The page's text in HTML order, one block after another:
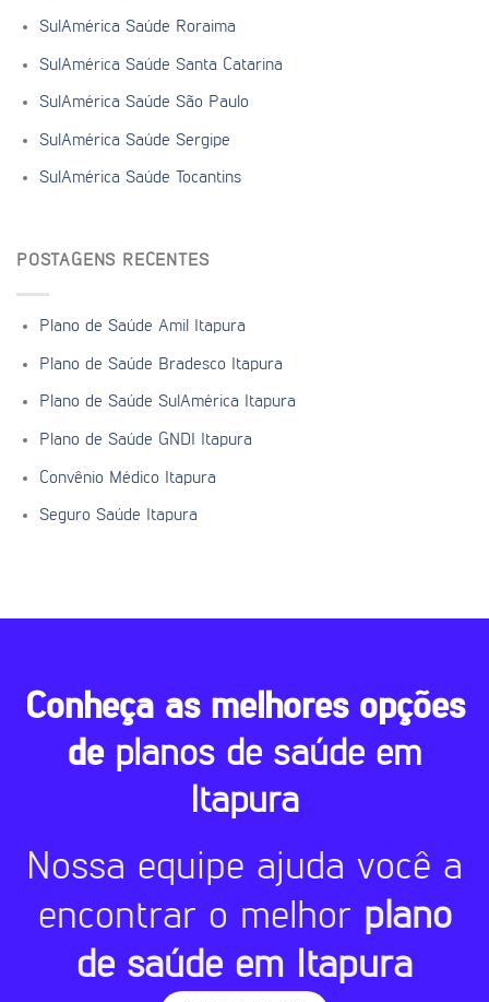
SulAmérica Saúde Roraima
SulAmérica Saúde Santa Catarina
SulAmérica Saúde São Paulo
SulAmérica Saúde Sergipe
SulAmérica Saúde Tocantins
POSTAGENS RECENTES
Plano de Saúde Amil Itapura
Plano de Saúde Bradesco Itapura
Plano de Saúde SulAmérica Itapura
Plano de Saúde GNDI Itapura
Convênio Médico Itapura
Seguro Saúde Itapura
Conheça as melhores opções
de planos de saúde em
Itapura
Nossa equipe ajuda você a
encontrar o melhor plano
de saúde em Itapura